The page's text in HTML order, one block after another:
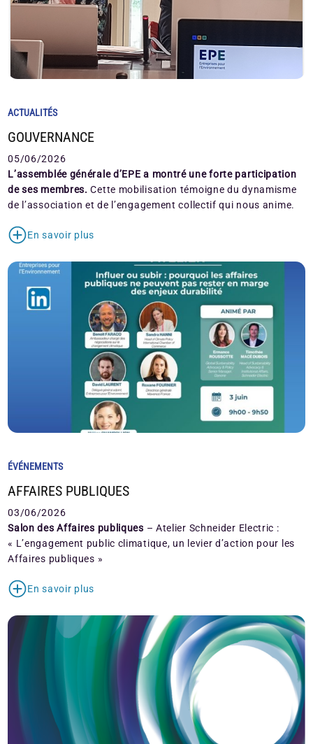
ACTUALITÉS
GOUVERNANCE
05/06/2026
L’assemblée générale d’EPE a montré une forte participation
de ses membres.Cette mobilisation témoigne du dynamisme
de l’association et de l’engagement collectif qui nous anime.
En savoir plus
ÉVÉNEMENTS
AFFAIRES PUBLIQUES
03/06/2026
Salon des Affaires publiques – Atelier Schneider Electric :
« L’engagement public climatique, un levier d’action pour les
Affaires publiques »
En savoir plus